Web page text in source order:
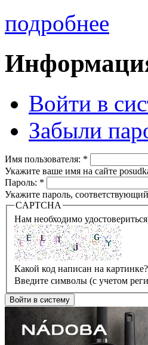
подробнее
Войти в
Забыли
Имя пользователя: *
Укажите ваше имя на сайте
Пароль: *
Укажите пароль,
CAPTCHA
Нам необходимо
Какой код написан на
Введите символы (с учетом